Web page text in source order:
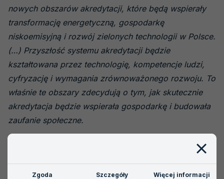
nowych obszarów akredytacji, które będą wspierały
transformację energetyczną, gospodarkę
niskoemisyjną i rozwój zielonych technologii w Polsce.
(…) Przyszłość systemu akredytacji będzie
kształtowana przez technologię, kompetencje ludzi,
cyfryzację i wymagania zrównoważonego rozwoju. To
właśnie te obszary zdecydują o tym, jak skutecznie
akredytacja będzie wspierała gospodarkę i budowała
zaufanie społeczne.
Zgoda Szczegóły Więcej informacji